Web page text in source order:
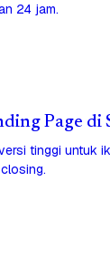
24 jam.
Page di
tinggi untuk